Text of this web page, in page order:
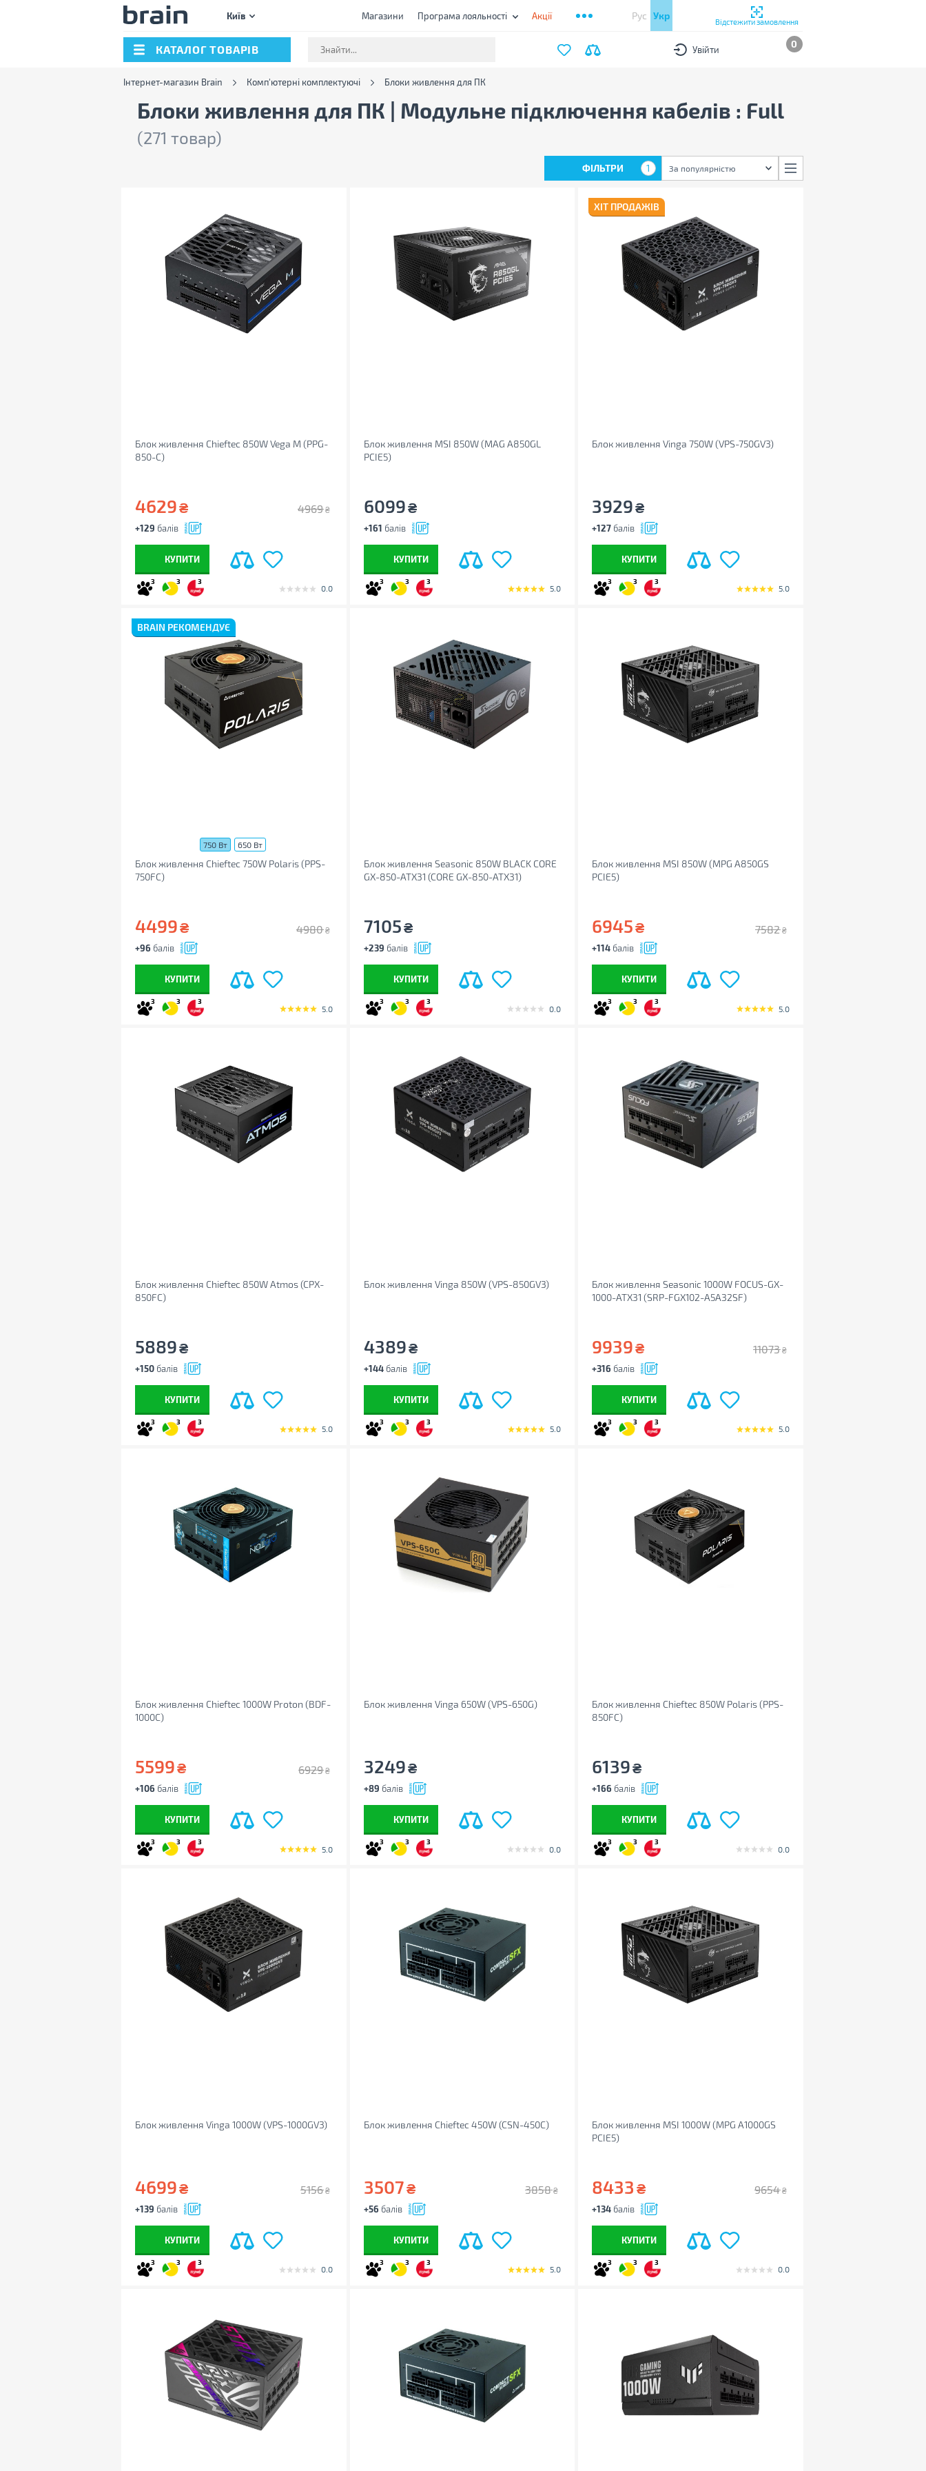
Київ Магазини Програма лояльності Акції Рус Укр
Відстежити замовлення
КАТАЛОГ ТОВАРІВ Увійти 0
Інтернет-магазин Brain Комп'ютерні комплектуючі Блоки живлення для ПК
Блоки живлення для ПК | Модульне підключення кабелів : Full
(271 товар)
ФІЛЬТРИ 1 За популярністю
Блок живлення Chieftec 850W Vega M (PPG-
850-C)
4629₴ 4969 ₴
+129 балів
КУПИТИ
3 3 3
0.0
Блок живлення MSI 850W (MAG A850GL
PCIE5)
6099₴
+161 балів
КУПИТИ
3 3 3
5.0
ХІТ ПРОДАЖІВ
Блок живлення Vinga 750W (VPS-750GV3)
3929₴
+127 балів
КУПИТИ
3 3 3
5.0
BRAIN РЕКОМЕНДУЄ
750 Вт 650 Вт
Блок живлення Chieftec 750W Polaris (PPS-
750FC)
4499₴ 4980 ₴
+96 балів
КУПИТИ
3 3 3
5.0
Блок живлення Seasonic 850W BLACK CORE
GX-850-ATX31 (CORE GX-850-ATX31)
7105₴
+239 балів
КУПИТИ
3 3 3
0.0
Блок живлення MSI 850W (MPG A850GS
PCIE5)
6945₴ 7582 ₴
+114 балів
КУПИТИ
3 3 3
5.0
Блок живлення Chieftec 850W Atmos (CPX-
850FC)
5889₴
+150 балів
КУПИТИ
3 3 3
5.0
Блок живлення Vinga 850W (VPS-850GV3)
4389₴
+144балів
КУПИТИ
3 3 3
5.0
Блок живлення Seasonic 1000W FOCUS-GX-
1000-ATX31 (SRP-FGX102-A5A32SF)
9939₴ 11073 ₴
+316 балів
КУПИТИ
3 3 3
5.0
Блок живлення Chieftec 1000W Proton (BDF-
1000C)
5599₴ 6929 ₴
+106 балів
КУПИТИ
3 3 3
5.0
Блок живлення Vinga 650W (VPS-650G)
3249₴
+89 балів
КУПИТИ
3 3 3
0.0
Блок живлення Chieftec 850W Polaris (PPS-
850FC)
6139₴
+166 балів
КУПИТИ
3 3 3
0.0
Блок живлення Vinga 1000W (VPS-1000GV3)
4699₴ 5156 ₴
+139 балів
КУПИТИ
3 3 3
0.0
Блок живлення Chieftec 450W (CSN-450C)
3507₴ 3858 ₴
+56 балів
КУПИТИ
3 3 3
5.0
Блок живлення MSI 1000W (MPG A1000GS
PCIE5)
8433 ₴ 9654 ₴
+134 балів
КУПИТИ
3 3 3
0.0